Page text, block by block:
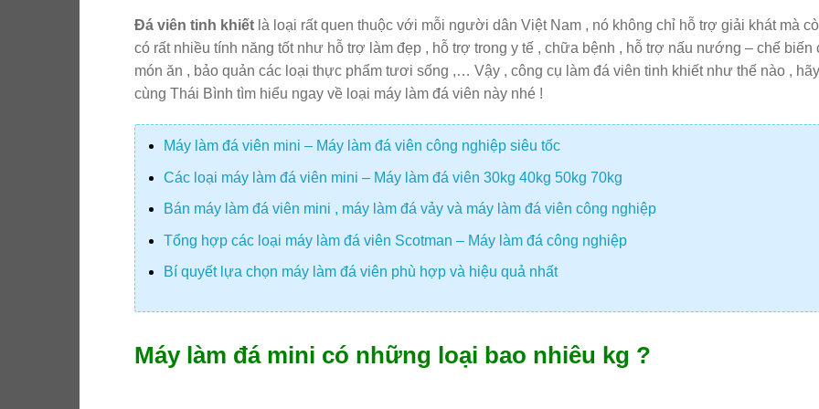
Đá viên tinh khiết là loại rất quen thuộc với mỗi người dân Việt Nam , nó không chỉ hỗ trợ giải khát mà
có rất nhiều tính năng tốt như hỗ trợ làm đẹp , hỗ trợ trong y tế , chữa bệnh , hỗ trợ nấu nướng – chế biến
món ăn , bảo quản các loại thực phẩm tươi sống ,… Vậy , công cụ làm đá viên tinh khiết như thế nào , hãy
cùng Thái Bình tìm hiểu ngay về loại máy làm đá viên này nhé !
Máy làm đá viên mini – Máy làm đá viên công nghiệp siêu tốc
Các loại máy làm đá viên mini – Máy làm đá viên 30kg 40kg 50kg 70kg
Bán máy làm đá viên mini , máy làm đá vảy và máy làm đá viên công nghiệp
Tổng hợp các loại máy làm đá viên Scotman – Máy làm đá công nghiệp
Bí quyết lựa chọn máy làm đá viên phù hợp và hiệu quả nhất
Máy làm đá mini có những loại bao nhiêu kg ?